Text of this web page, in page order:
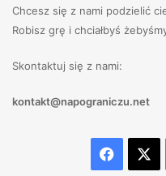
Chcesz się z nami podzielić
Robisz grę i chciałbyś
Skontaktuj się z nami:
kontakt@napograniczu.net